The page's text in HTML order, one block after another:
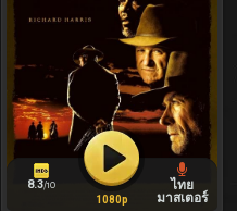
8.3/10
ไทย
มาสเตอร์
1080p